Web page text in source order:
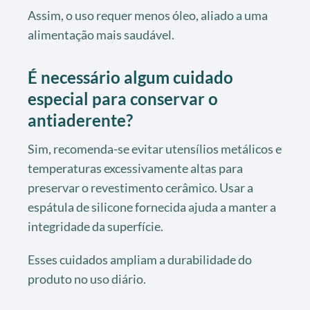
Assim, o uso requer menos óleo, aliado a uma
alimentação mais saudável.
É necessário algum cuidado
especial para conservar o
antiaderente?
Sim, recomenda-se evitar utensílios metálicos e
temperaturas excessivamente altas para
preservar o revestimento cerâmico. Usar a
espátula de silicone fornecida ajuda a manter a
integridade da superfície.
Esses cuidados ampliam a durabilidade do
produto no uso diário.